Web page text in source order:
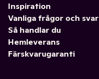
Inspiration
Vanliga frågor och svar
Så handlar du
Hemleverans
Färskvarugaranti